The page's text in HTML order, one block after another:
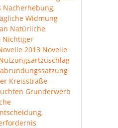
Nacherhebung,
Widmung
Natürliche
Nichtiger
2013 Novelle
Kreisstraße
Grunderwerb